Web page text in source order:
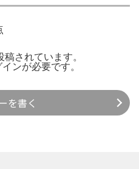
されています。
インが必要です。
を書く